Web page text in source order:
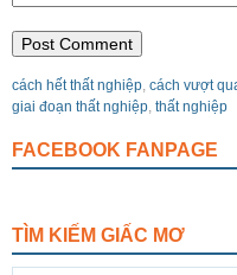
cách hết thất nghiệp, cách vượt
giai đoạn thất nghiệp, thất nghiệp
FACEBOOK FANPAGE
TÌM KIẾM GIẤC MƠ